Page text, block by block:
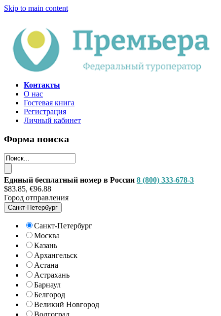
Skip to main content
Контакты
О нас
Гостевая книга
Регистрация
Личный кабинет
Форма поиска
Единый бесплатный номер в России 8 (800) 333-678-3
$83.85, €96.88
Город отправления
Санкт-Петербург
Санкт-Петербург
Москва
Казань
Архангельск
Астана
Астрахань
Барнаул
Белгород
Великий Новгород
Волгоград